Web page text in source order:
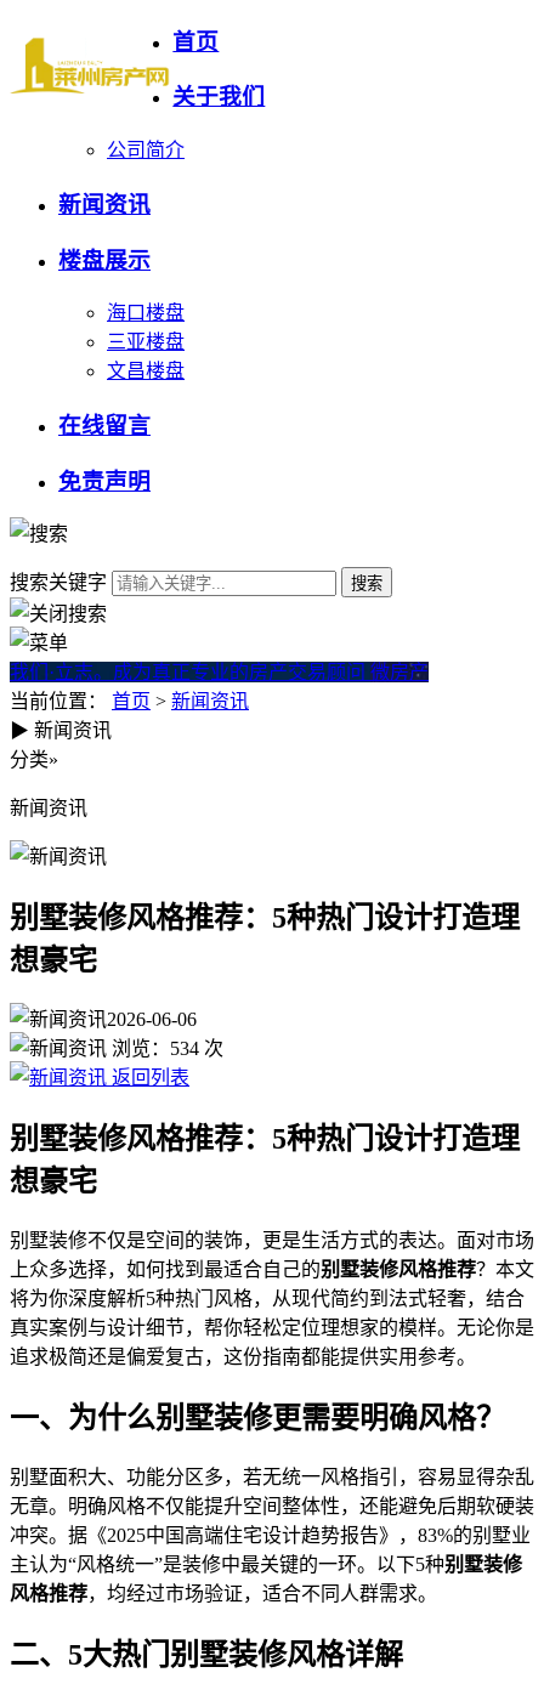
首页
关于我们
公司简介
新闻资讯
楼盘展示
海口楼盘
三亚楼盘
文昌楼盘
在线留言
免责声明
搜索关键字
我们·立志。成为真正专业的房产交易顾问 微房产
当前位置： 首页 > 新闻资讯
别墅装修风格推荐：5种热门
▶ 新闻资讯
分类»
新闻资讯
别墅装修风格推荐：5种热门设计打造理
想豪宅
2026-06-06
浏览： 534 次
返回列表
别墅装修风格推荐：5种热门设计打造理
想豪宅
别墅装修不仅是空间的装饰，更是生活方式的表达。面对市场
上众多选择，如何找到最适合自己的别墅装修风格推荐？本文
将为你深度解析5种热门风格，从现代简约到法式轻奢，结合
真实案例与设计细节，帮你轻松定位理想家的模样。无论你是
追求极简还是偏爱复古，这份指南都能提供实用参考。
一、为什么别墅装修更需要明确风格？
别墅面积大、功能分区多，若无统一风格指引，容易显得杂乱
无章。明确风格不仅能提升空间整体性，还能避免后期软硬装
冲突。据《2025中国高端住宅设计趋势报告》，83%的别墅业
主认为“风格统一”是装修中最关键的一环。以下5种别墅装修
风格推荐，均经过市场验证，适合不同人群需求。
二、5大热门别墅装修风格详解